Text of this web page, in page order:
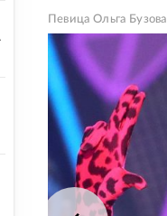
Певица Ольга Бузова